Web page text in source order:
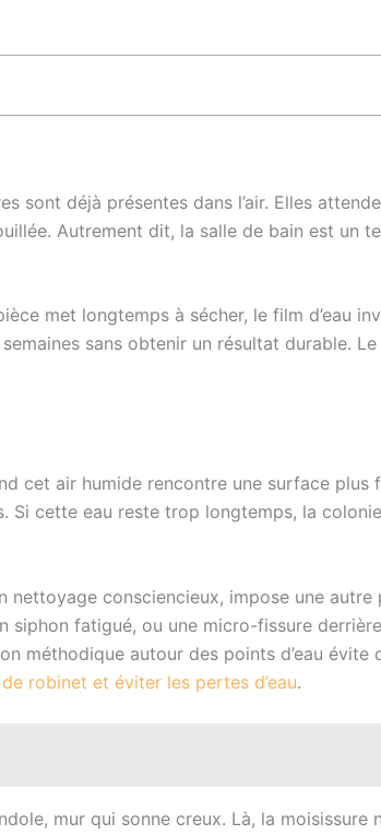
sont déjà présentes dans l’air. Elles
Autrement dit, la salle de bain est un
met longtemps à sécher, le film d’eau
sans obtenir un résultat durable.
cet air humide rencontre une surface plus
cette eau reste trop longtemps, la colonie
consciencieux, impose une autre
siphon fatigué, ou une micro-fissure
méthodique autour des points d’eau évite
robinet et éviter les pertes d’eau.
mur qui sonne creux. Là, la moisissure